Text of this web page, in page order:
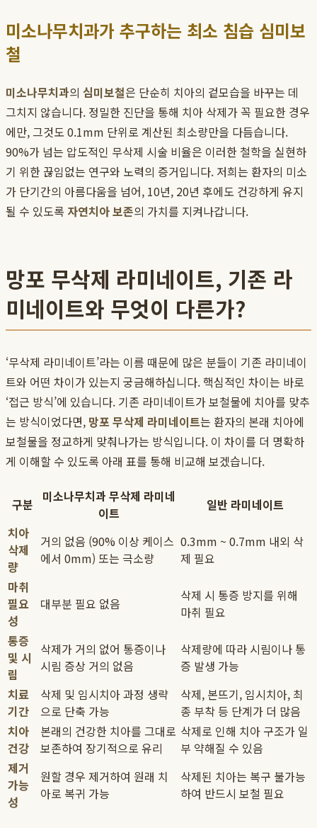
미소나무치과가 추구하는 최소 침습 심미보
철
미소나무치과의 심미보철은 단순히 치아의 겉모습을 바꾸는 데
그치지 않습니다. 정밀한 진단을 통해 치아 삭제가 꼭 필요한 경우
에만, 그것도 0.1mm 단위로 계산된 최소량만을 다듬습니다.
90%가 넘는 압도적인 무삭제 시술 비율은 이러한 철학을 실현하
기 위한 끊임없는 연구와 노력의 증거입니다. 저희는 환자의 미소
가 단기간의 아름다움을 넘어, 10년, 20년 후에도 건강하게 유지
될 수 있도록 자연치아 보존의 가치를 지켜나갑니다.
망포 무삭제 라미네이트, 기존 라
미네이트와 무엇이 다른가?
‘무삭제 라미네이트’라는 이름 때문에 많은 분들이 기존 라미네이
트와 어떤 차이가 있는지 궁금해하십니다. 핵심적인 차이는 바로
‘접근 방식’에 있습니다. 기존 라미네이트가 보철물에 치아를 맞추
는 방식이었다면, 망포 무삭제 라미네이트는 환자의 본래 치아에
보철물을 정교하게 맞춰나가는 방식입니다. 이 차이를 더 명확하
게 이해할 수 있도록 아래 표를 통해 비교해 보겠습니다.
구분
미소나무치과 무삭제 라미네
이트
일반 라미네이트
치아
삭제
량
거의 없음 (90% 이상 케이스
에서 0mm) 또는 극소량
0.3mm ~ 0.7mm 내외 삭
제 필요
마취
필요
성
대부분 필요 없음
삭제 시 통증 방지를 위해
마취 필요
통증
및 시
림
삭제가 거의 없어 통증이나
시림 증상 거의 없음
삭제량에 따라 시림이나 통
증 발생 가능
치료
기간
삭제 및 임시치아 과정 생략
으로 단축 가능
삭제, 본뜨기, 임시치아, 최
종 부착 등 단계가 더 많음
치아
건강
본래의 건강한 치아를 그대로
보존하여 장기적으로 유리
삭제로 인해 치아 구조가 일
부 약해질 수 있음
제거
가능
성
원할 경우 제거하여 원래 치
아로 복귀 가능
삭제된 치아는 복구 불가능
하여 반드시 보철 필요